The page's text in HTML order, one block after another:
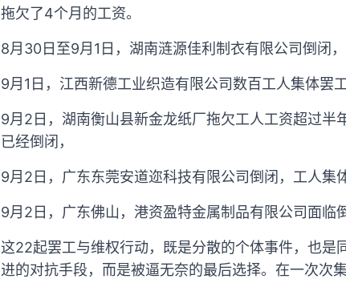
拖欠了4个月的工资。
8月30日至9月1日，湖南涟源佳利制衣有限公司倒闭
9月1日，江西新德工业织造有限公司数百工人集体罢
9月2日，湖南衡山县新金龙纸厂拖欠工人工资超过
已经倒闭，
9月2日，广东东莞安道迩科技有限公司倒闭，工人集
9月2日，广东佛山，港资盈特金属制品有限公司面临
这22起罢工与维权行动，既是分散的个体事件，也
进的对抗手段，而是被逼无奈的最后选择。在一次次